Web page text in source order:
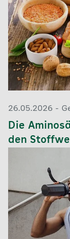
26.05.2026 -
Die
den